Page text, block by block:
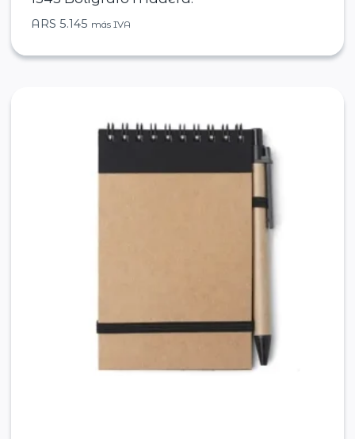
ARS 5.145 más IVA